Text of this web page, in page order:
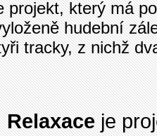
projekt, který má
hudební
tracky, z nichž
Relaxaceje